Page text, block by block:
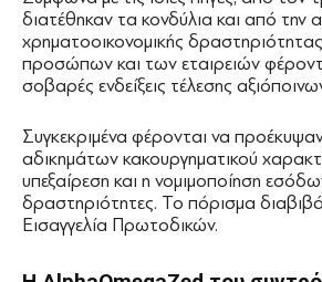
διατέθηκαν τα κονδύλια και από την
χρηματοοικονομικής
προσώπων και των εταιρειών
σοβαρές ενδείξεις τέλεσης
Συγκεκριμένα φέρονται να προέκυψαν
αδικημάτων κακουργηματικού
υπεξαίρεση και η νομιμοποίηση
δραστηριότητες. Το πόρισμα
Εισαγγελία Πρωτοδικών.